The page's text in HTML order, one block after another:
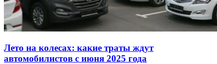
Лето на колесах: какие траты ждут
автомобилистов с июня 2025 года